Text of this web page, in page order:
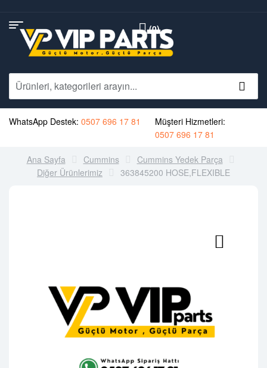
(0)
WhatsApp Destek: 0507 696 17 81
Müşteri Hizmetleri:
0507 696 17 81
Ana Sayfa Cummins
Cummins Yedek Parça
Diğer Ürünlerimiz
363845200 HOSE,FLEXIBLE